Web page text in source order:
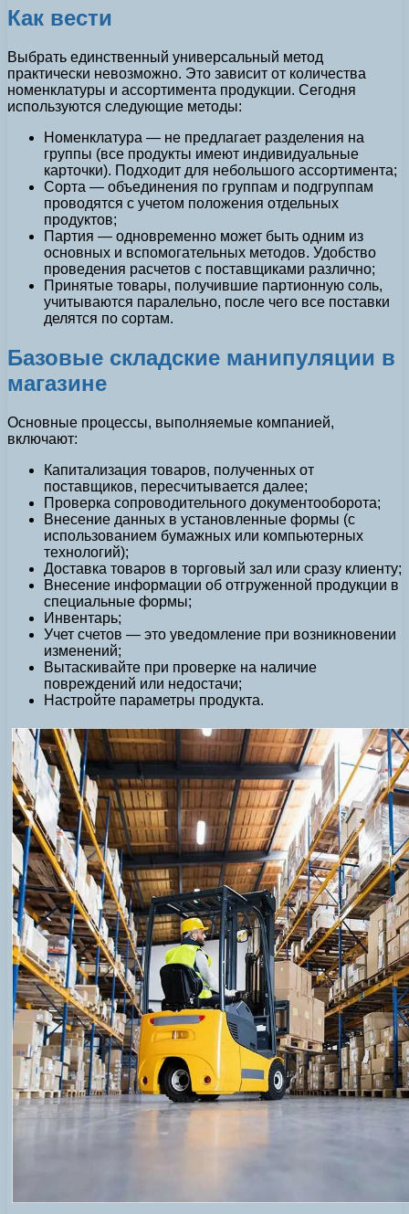
Как вести
Выбрать единственный универсальный метод
практически невозможно. Это зависит от количества
номенклатуры и ассортимента продукции. Сегодня
используются следующие методы:
Номенклатура — не предлагает разделения на
группы (все продукты имеют индивидуальные
карточки). Подходит для небольшого ассортимента;
Сорта — объединения по группам и подгруппам
проводятся с учетом положения отдельных
продуктов;
Партия — одновременно может быть одним из
основных и вспомогательных методов. Удобство
проведения расчетов с поставщиками различно;
Принятые товары, получившие партионную соль,
учитываются паралельно, после чего все поставки
делятся по сортам.
Базовые складские манипуляции в
магазине
Основные процессы, выполняемые компанией,
включают:
Капитализация товаров, полученных от
поставщиков, пересчитывается далее;
Проверка сопроводительного документооборота;
Внесение данных в установленные формы (с
использованием бумажных или компьютерных
технологий);
Доставка товаров в торговый зал или сразу клиенту;
Внесение информации об отгруженной продукции в
специальные формы;
Инвентарь;
Учет счетов — это уведомление при возникновении
изменений;
Вытаскивайте при проверке на наличие
повреждений или недостачи;
Настройте параметры продукта.